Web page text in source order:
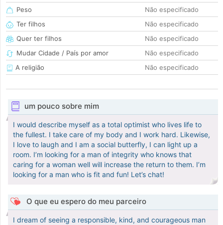
Peso
Não especificado
Ter filhos
Não especificado
Quer ter filhos
Não especificado
Mudar Cidade / País por amor
Não especificado
A religião
Não especificado
um pouco sobre mim
I would describe myself as a total optimist who lives life to
the fullest. I take care of my body and I work hard. Likewise,
I love to laugh and I am a social butterfly, I can light up a
room. I’m looking for a man of integrity who knows that
caring for a woman well will increase the return to them. I’m
looking for a man who is fit and fun! Let’s chat!
O que eu espero do meu parceiro
I dream of seeing a responsible, kind, and courageous man